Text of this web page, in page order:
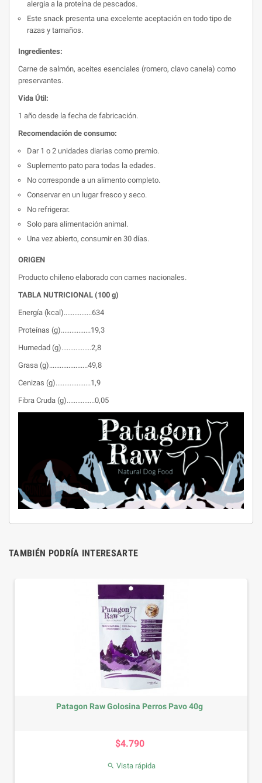
alergia a la proteína de pescados.
Este snack presenta una excelente aceptación en todo tipo de
razas y tamaños.
Ingredientes:
Carne de salmón, aceites esenciales (romero, clavo canela) como
preservantes.
Vida Útil:
1 año desde la fecha de fabricación.
Recomendación de consumo:
Dar 1 o 2 unidades diarias como premio.
Suplemento pato para todas la edades.
No corresponde a un alimento completo.
Conservar en un lugar fresco y seco.
No refrigerar.
Solo para alimentación animal.
Una vez abierto, consumir en 30 días.
ORIGEN
Producto chileno elaborado con carnes nacionales.
TABLA NUTRICIONAL (100 g)
Energía (kcal)................634
Proteínas (g).................19,3
Humedad (g).................2,8
Grasa (g)......................49,8
Cenizas (g)....................1,9
Fibra Cruda (g)................0,05
TAMBIÉN PODRÍA INTERESARTE
Patagon Raw Golosina Perros Pavo 40g
$4.790
 Vista rápida